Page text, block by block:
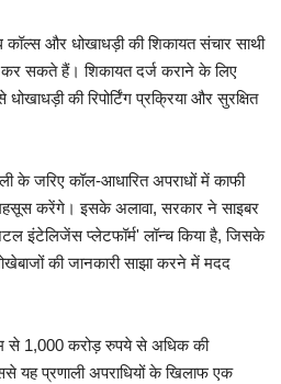
और धोखाधड़ी की शिकायत संचार साथी
कर सकते हैं। शिकायत दर्ज कराने के लिए
की रिपोर्टिंग प्रक्रिया और सुरक्षित
के जरिए कॉल-आधारित अपराधों में काफी
करेंगे। इसके अलावा, सरकार ने साइबर
इंटेलिजेंस प्लेटफॉर्म' लॉन्च किया है, जिसके
की जानकारी साझा करने में मदद
से 1,000 करोड़ रुपये से अधिक की
यह प्रणाली अपराधियों के खिलाफ एक